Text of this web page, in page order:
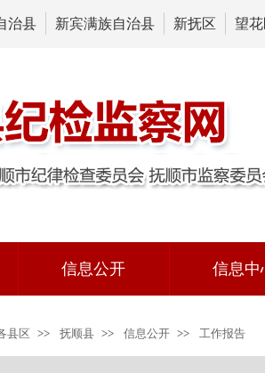
治县 新宾满族自治县 新抚区 望
信息公开 信息中
县区 >> 抚顺县 >> 信息公开 >> 工作报告